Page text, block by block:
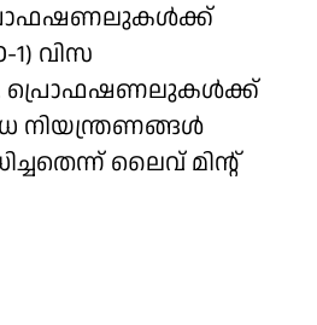
വിസ
പ്രൊഫഷണലുകള്‍ക്ക്
നിയന്ത്രണങ്ങള്‍
ലൈവ് മിന്റ്